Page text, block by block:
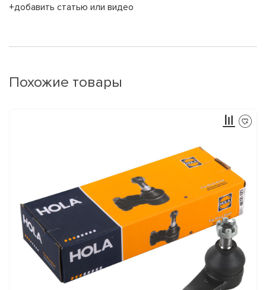
+добавить статью или видео
Похожие товары